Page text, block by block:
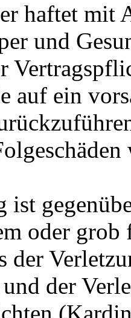
haftet mit
und
auf ein
ist
oder grob
der
der